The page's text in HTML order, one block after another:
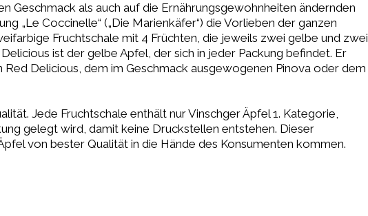
Geschmack als auch auf die Ernährungsgewohnheiten ändernden
„Le Coccinelle“ („Die Marienkäfer“) die Vorlieben der ganzen
Fruchtschale mit 4 Früchten, die jeweils zwei gelbe und zwei
ist der gelbe Apfel, der sich in jeder Packung befindet. Er
Delicious, dem im Geschmack ausgewogenen Pinova oder dem
Jede Fruchtschale enthält nur Vinschger Äpfel 1. Kategorie,
gelegt wird, damit keine Druckstellen entstehen. Dieser
von bester Qualität in die Hände des Konsumenten kommen.